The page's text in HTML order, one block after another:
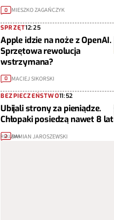
0 MIESZKO ZAGAŃCZYK
SPRZĘT12:25
Apple idzie na noże z OpenAI.
Sprzętowa rewolucja
wstrzymana?
0 MACIEJ SIKORSKI
BEZPIECZEŃSTWO11:52
Ubijali strony za pieniądze.
Chłopaki posiedzą nawet 8 lat
2 DAMIAN JAROSZEWSKI